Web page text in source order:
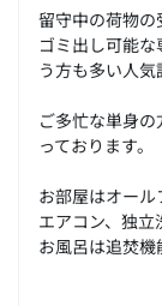
留守中の荷物
ゴミ出し可能
う方も多い人気
ご多忙な単身
っております。
お部屋はオー
エアコン、独立
お風呂は追焚